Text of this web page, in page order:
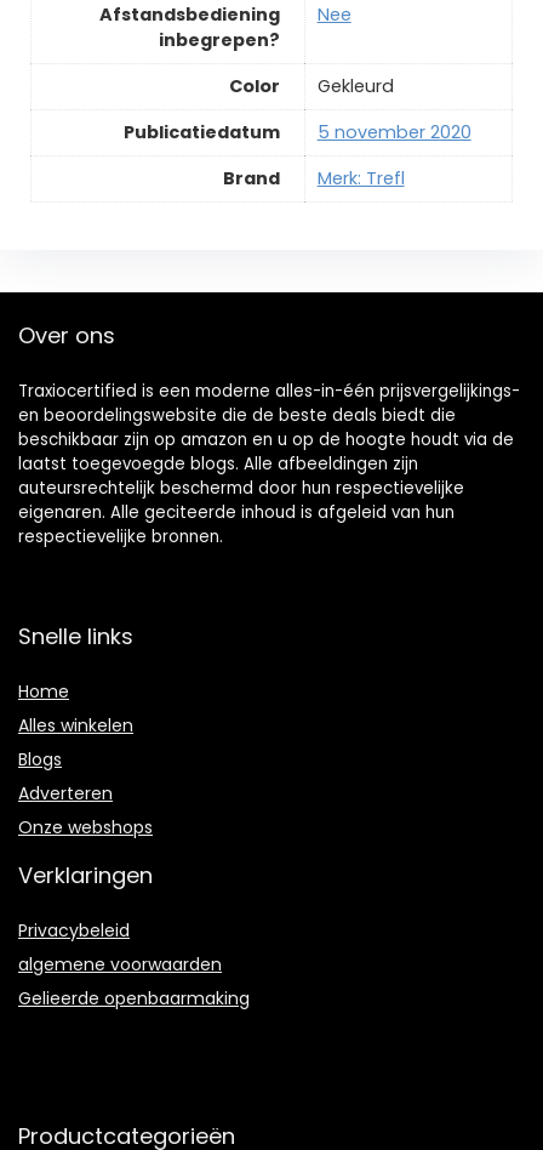
Afstandsbediening
inbegrepen?
‎Nee
Color
‎Gekleurd
Publicatiedatum
‎5 november 2020
Brand
Merk: Trefl
Over ons
Traxiocertified is een moderne alles-in-één prijsvergelijkings-
en beoordelingswebsite die de beste deals biedt die
beschikbaar zijn op amazon en u op de hoogte houdt via de
laatst toegevoegde blogs. Alle afbeeldingen zijn
auteursrechtelijk beschermd door hun respectievelijke
eigenaren. Alle geciteerde inhoud is afgeleid van hun
respectievelijke bronnen.
Snelle links
Home
Alles winkelen
Blogs
Adverteren
Onze webshops
Verklaringen
Privacybeleid
algemene voorwaarden
Gelieerde openbaarmaking
Productcategorieën